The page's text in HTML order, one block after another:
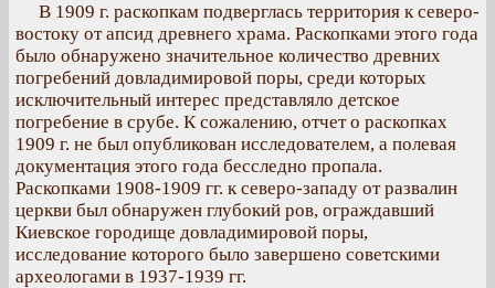
В 1909 г. раскопкам подверглась территория к северо-
востоку от апсид древнего храма. Раскопками этого года
было обнаружено значительное количество древних
погребений довладимировой поры, среди которых
исключительный интерес представляло детское
погребение в срубе. К сожалению, отчет о раскопках
1909 г. не был опубликован исследователем, а полевая
документация этого года бесследно пропала.
Раскопками 1908-1909 гг. к северо-западу от развалин
церкви был обнаружен глубокий ров, ограждавший
Киевское городище довладимировой поры,
исследование которого было завершено советскими
археологами в 1937-1939 гг.